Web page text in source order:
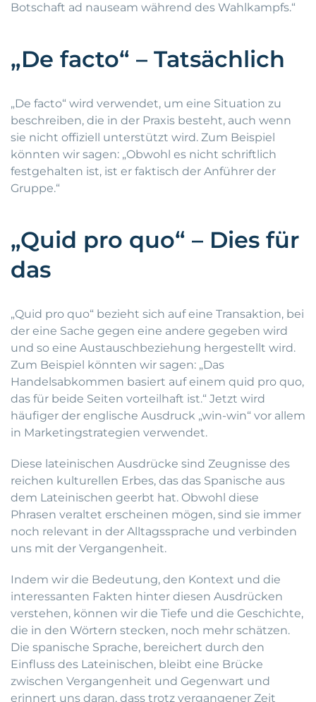
Botschaft ad nauseam während des Wahlkampfs.“
„De facto“ – Tatsächlich
„De facto“ wird verwendet, um eine Situation zu
beschreiben, die in der Praxis besteht, auch wenn
sie nicht offiziell unterstützt wird. Zum Beispiel
könnten wir sagen: „Obwohl es nicht schriftlich
festgehalten ist, ist er faktisch der Anführer der
Gruppe.“
„Quid pro quo“ – Dies für
das
„Quid pro quo“ bezieht sich auf eine Transaktion, bei
der eine Sache gegen eine andere gegeben wird
und so eine Austauschbeziehung hergestellt wird.
Zum Beispiel könnten wir sagen: „Das
Handelsabkommen basiert auf einem quid pro quo,
das für beide Seiten vorteilhaft ist.“ Jetzt wird
häufiger der englische Ausdruck „win-win“ vor allem
in Marketingstrategien verwendet.
Diese lateinischen Ausdrücke sind Zeugnisse des
reichen kulturellen Erbes, das das Spanische aus
dem Lateinischen geerbt hat. Obwohl diese
Phrasen veraltet erscheinen mögen, sind sie immer
noch relevant in der Alltagssprache und verbinden
uns mit der Vergangenheit.
Indem wir die Bedeutung, den Kontext und die
interessanten Fakten hinter diesen Ausdrücken
verstehen, können wir die Tiefe und die Geschichte,
die in den Wörtern stecken, noch mehr schätzen.
Die spanische Sprache, bereichert durch den
Einfluss des Lateinischen, bleibt eine Brücke
zwischen Vergangenheit und Gegenwart und
erinnert uns daran, dass trotz vergangener Zeit